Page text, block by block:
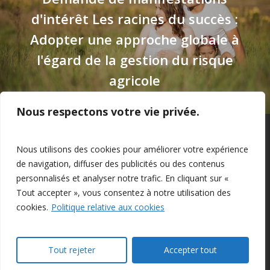
Nous respectons votre vie privée.
Nous utilisons des cookies pour améliorer votre expérience
de navigation, diffuser des publicités ou des contenus
personnalisés et analyser notre trafic. En cliquant sur «
Tout accepter », vous consentez à notre utilisation des
cookies. Politique relative aux cookies
Tout rejeter Accepter tout
d'intérêt Les racines du succès :
Adopter une approche globale à
l'égard de la gestion du risque
agricole
© 2026 Farm Management Canada.
twitterfacebook
linkedinyoutubeinstagram